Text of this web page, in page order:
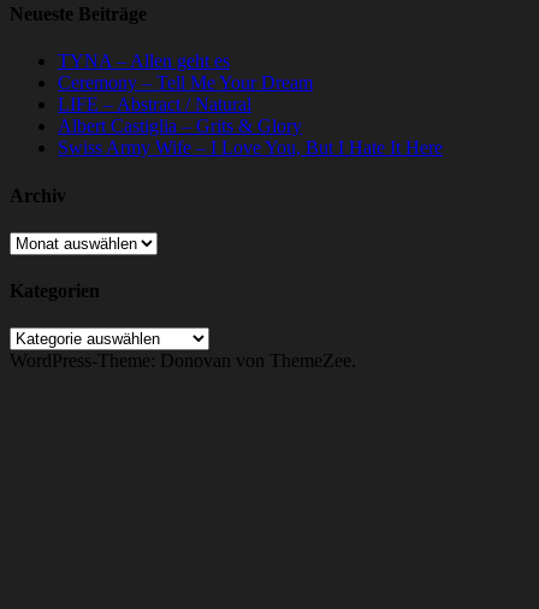
Neueste Beiträge
TYNA – Allen geht es
Ceremony – Tell Me Your Dream
LIFE – Abstract / Natural
Albert Castiglia – Grits & Glory
Swiss Army Wife – I Love You, But I Hate It Here
Archiv
Archiv
Kategorien
Kategorien
WordPress-Theme: Donovan von ThemeZee.